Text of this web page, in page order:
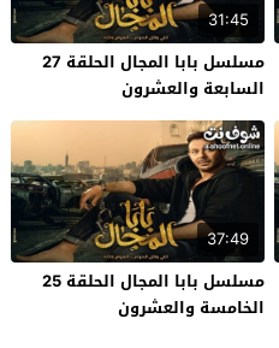
31:45
مسلسل بابا المجال الحلقة 27
السابعة والعشرون
37:49
مسلسل بابا المجال الحلقة 25
الخامسة والعشرون